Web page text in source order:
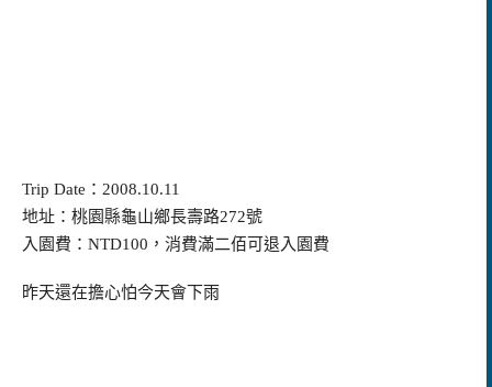
Trip Date ：2008.10.11
地址：桃園縣龜山鄉長壽路272號
入園費：NTD100，消費滿二佰可退入園費
昨天還在擔心怕今天會下雨